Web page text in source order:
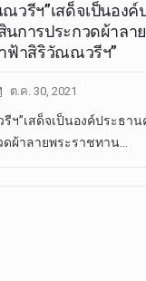
วรีฯ”เสด็จเป็นอง
นการประกวดผ้าลา
ฟ้าสิริวัณณวรีฯ”
ต.ค. 30, 2021
ฯ”เสด็จเป็นองค์ประธา
ผ้าลายพระราชทาน…